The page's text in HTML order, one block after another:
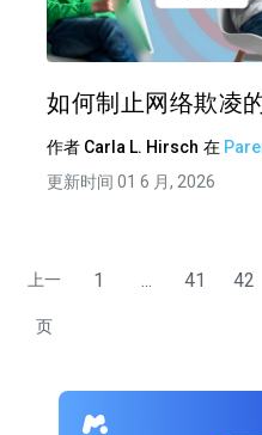
如何制止网络欺凌
作者 Carla L. Hirsch 在
更新时间 01 6 月, 2026
上一
页
1 ... 41 42